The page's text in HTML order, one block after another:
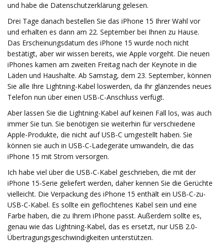
und habe die Datenschutzerklärung gelesen.
Drei Tage danach bestellen Sie das iPhone 15 Ihrer Wahl vor
und erhalten es dann am 22. September bei Ihnen zu Hause.
Das Erscheinungsdatum des iPhone 15 wurde noch nicht
bestätigt, aber wir wissen bereits, wie Apple vorgeht. Die neuen
iPhones kamen am zweiten Freitag nach der Keynote in die
Läden und Haushalte. Ab Samstag, dem 23. September, können
Sie alle Ihre Lightning-Kabel loswerden, da Ihr glänzendes neues
Telefon nun über einen USB-C-Anschluss verfügt.
Aber lassen Sie die Lightning-Kabel auf keinen Fall los, was auch
immer Sie tun. Sie benötigen sie weiterhin für verschiedene
Apple-Produkte, die nicht auf USB-C umgestellt haben. Sie
können sie auch in USB-C-Ladegeräte umwandeln, die das
iPhone 15 mit Strom versorgen.
Ich habe viel über die USB-C-Kabel geschrieben, die mit der
iPhone 15-Serie geliefert werden, daher kennen Sie die Gerüchte
vielleicht. Die Verpackung des iPhone 15 enthält ein USB-C-zu-
USB-C-Kabel. Es sollte ein geflochtenes Kabel sein und eine
Farbe haben, die zu Ihrem iPhone passt. Außerdem sollte es,
genau wie das Lightning-Kabel, das es ersetzt, nur USB 2.0-
Übertragungsgeschwindigkeiten unterstützen.